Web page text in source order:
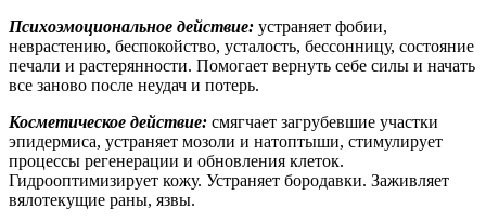
Психоэмоциональное действие: устраняет фобии,
неврастению, беспокойство, усталость, бессонницу, состояние
печали и растерянности. Помогает вернуть себе силы и начать
все заново после неудач и потерь.
Косметическое действие: смягчает загрубевшие участки
эпидермиса, устраняет мозоли и натоптыши, стимулирует
процессы регенерации и обновления клеток.
Гидрооптимизирует кожу. Устраняет бородавки. Заживляет
вялотекущие раны, язвы.